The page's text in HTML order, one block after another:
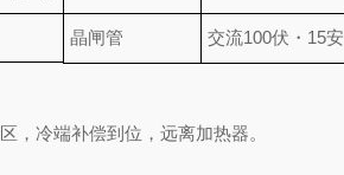
晶闸管 交流100伏・15安
，冷端补偿到位，远离加热器。